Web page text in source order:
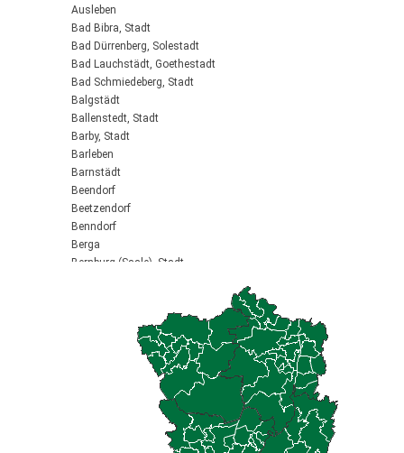
Ausleben
Bad Bibra, Stadt
Bad Dürrenberg, Solestadt
Bad Lauchstädt, Goethestadt
Bad Schmiedeberg, Stadt
Balgstädt
Ballenstedt, Stadt
Barby, Stadt
Barleben
Barnstädt
Beendorf
Beetzendorf
Benndorf
Berga
Bernburg (Saale), Stadt
Bitterfeld-Wolfen, Stadt
Blankenburg (Harz), Stadt